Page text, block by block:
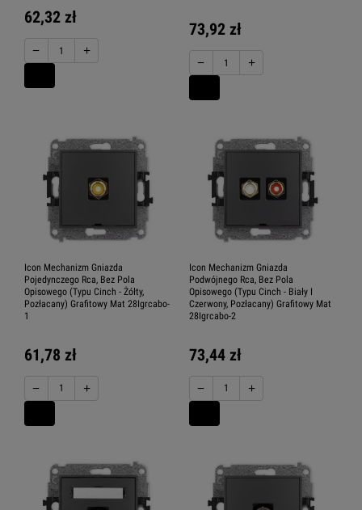
62,32 zł
− +
73,92 zł
− +
Icon Mechanizm Gniazda
Pojedynczego Rca, Bez Pola
Opisowego (Typu Cinch - Żółty,
Pozłacany) Grafitowy Mat 28Igrcabo-
1
61,78 zł
− +
Icon Mechanizm Gniazda
Podwójnego Rca, Bez Pola
Opisowego (Typu Cinch - Biały I
Czerwony, Pozłacany) Grafitowy Mat
28Igrcabo-2
73,44 zł
− +